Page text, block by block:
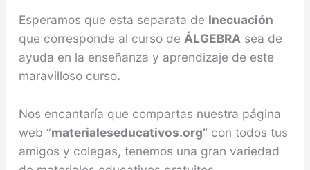
Esperamos que esta separata de Inecuación
que corresponde al curso de ÁLGEBRA sea de
ayuda en la enseñanza y aprendizaje de este
maravilloso curso.
Nos encantaría que compartas nuestra página
web “materialeseducativos.org”con todos tus
amigos y colegas, tenemos una gran variedad